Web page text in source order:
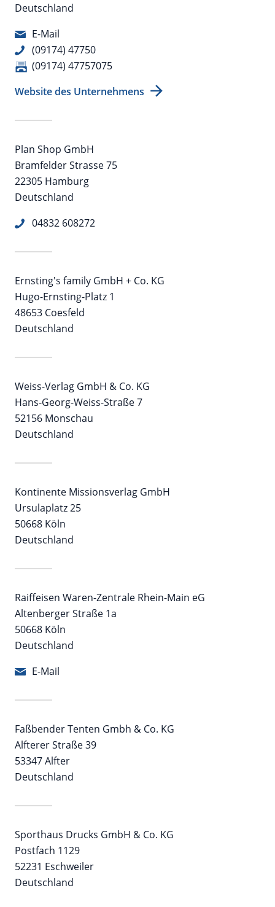
Deutschland
E-Mail
(09174) 47750
(09174) 47757075
Website des Unternehmens
Plan Shop GmbH
Bramfelder Strasse 75
22305 Hamburg
Deutschland
04832 608272
Ernsting's family GmbH + Co. KG
Hugo-Ernsting-Platz 1
48653 Coesfeld
Deutschland
Weiss-Verlag GmbH & Co. KG
Hans-Georg-Weiss-Straße 7
52156 Monschau
Deutschland
Kontinente Missionsverlag GmbH
Ursulaplatz 25
50668 Köln
Deutschland
Raiffeisen Waren-Zentrale Rhein-Main eG
Altenberger Straße 1a
50668 Köln
Deutschland
E-Mail
Faßbender Tenten Gmbh & Co. KG
Alfterer Straße 39
53347 Alfter
Deutschland
Sporthaus Drucks GmbH & Co. KG
Postfach 1129
52231 Eschweiler
Deutschland